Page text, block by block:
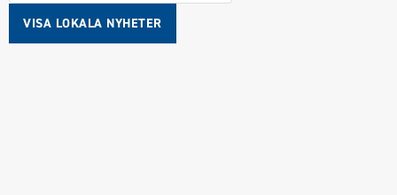
VISA LOKALA NYHETER